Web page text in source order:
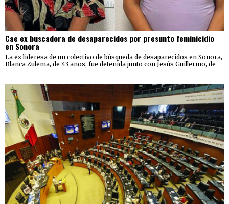
Cae ex buscadora de desaparecidos por presunto feminicidio
en Sonora
La ex lideresa de un colectivo de búsqueda de desaparecidos en Sonora,
Blanca Zulema, de 43 años, fue detenida junto con Jesús Guillermo, de